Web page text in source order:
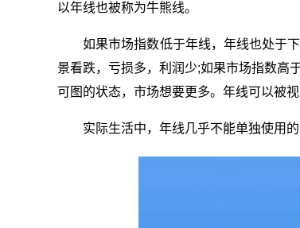
以年线也被称为牛熊线。
如果市场指数低于年线，年线也处于
景看跌，亏损多，利润少;如果市场指数高
可图的状态，市场想要更多。年线可以被
实际生活中，年线几乎不能单独使用